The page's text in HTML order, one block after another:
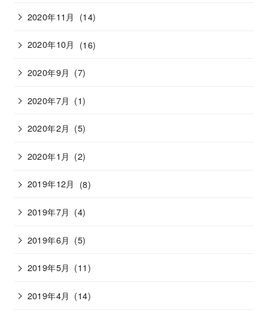
2020年11月 (14)
2020年10月 (16)
2020年9月 (7)
2020年7月 (1)
2020年2月 (5)
2020年1月 (2)
2019年12月 (8)
2019年7月 (4)
2019年6月 (5)
2019年5月 (11)
2019年4月 (14)